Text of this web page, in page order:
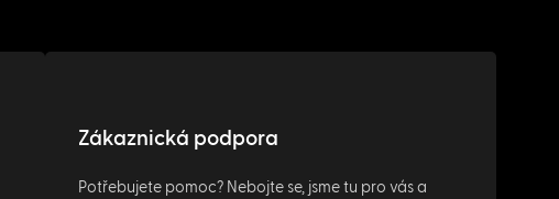
Zákaznická podpora
Potřebujete pomoc? Nebojte se, jsme tu pro vás a